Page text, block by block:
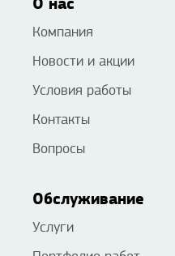
О нас
Компания
Новости и акции
Условия работы
Контакты
Вопросы
Обслуживание
Услуги